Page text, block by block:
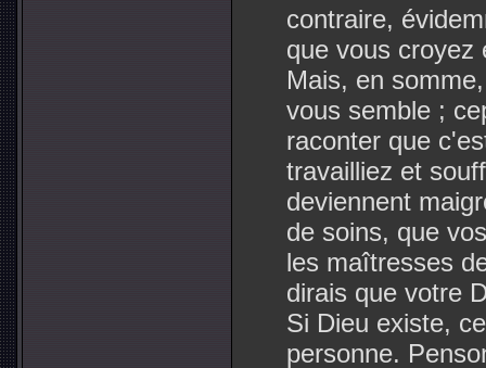
contraire,
que vous croyez
Mais, en
vous semble ;
raconter que
travailliez et
deviennent
de soins, que
les maîtresses
dirais que votre
Si Dieu existe,
personne.